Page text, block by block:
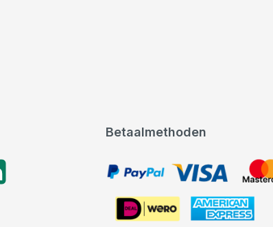
Betaalmethoden
PayPal, VISA, Mastercard